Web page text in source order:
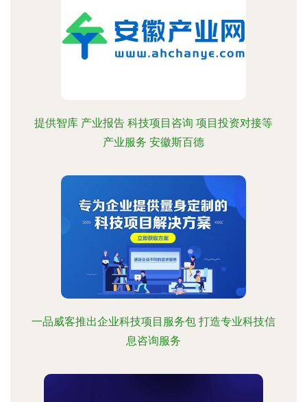
提供智库 产业报告 科技项目咨询 项目投资对接等
产业服务 安徽斯百德
一品威客推出企业科技项目服务包 打造专业科技信
息咨询服务